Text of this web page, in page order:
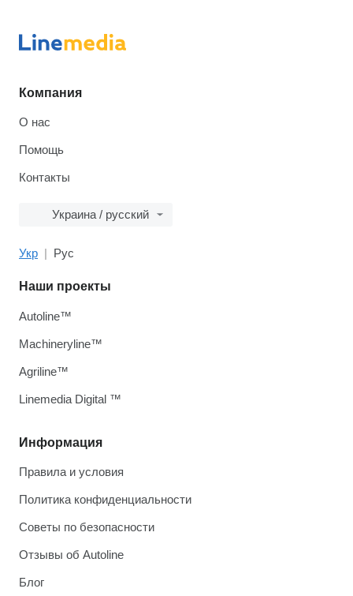
Компания
О нас
Помощь
Контакты
Украина / русский
Укр Рус
Информация
Правила и условия
Политика конфиденциальности
Советы по безопасности
Отзывы об Autoline
Блог
Наши проекты
Autoline™
Machineryline™
Agriline™
Linemedia Digital ™